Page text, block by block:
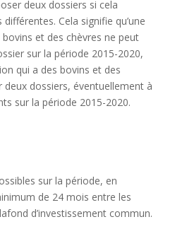
deux dossiers si cela
Cela signifie qu’une
et des chèvres ne peut
sur la période 2015-2020,
qui a des bovins et des
deux dossiers, éventuellement à
sur la période 2015-2020.
sur la période, en
de 24 mois entre les
d’investissement commun.